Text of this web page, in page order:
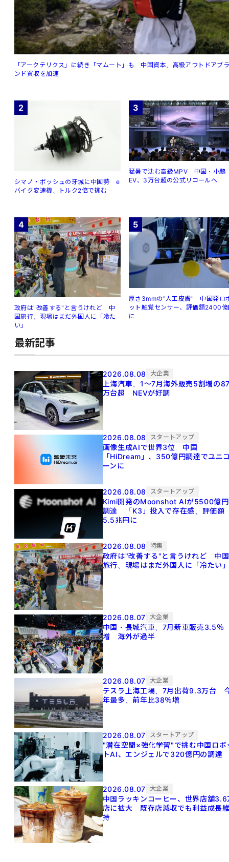
「アークテリクス」に続き「マムート」も 中国資本、高級アウトドアブ
ンド買収を加速
2
シマノ・ボッシュの牙城に中国勢 e
バイク変速機、トルク2倍で挑む
3
猛暑で沈む高級MPV 中国・小鵬
EV、3万台超の公式リコールへ
4
政府は"改善する"と言うけれど 中
国旅行、現場はまだ外国人に「冷た
い」
5
厚さ3mmの"人工皮膚" 中国発ロ
ット触覚センサー、評価額2400
に
最新記事
2026.08.08 大企業
上海汽車、1～7月海外販売5割増の
万台超 NEVが好調
2026.08.08 スタートアップ
画像生成AIで世界3位 中国
「HiDream」、350億円調達でユニ
ーンに
2026.08.08 スタートアップ
Kimi開発のMoonshot AIが5500億円
調達 「K3」投入で存在感、評価額
5.5兆円に
2026.08.08 特集
政府は"改善する"と言うけれど 中国
旅行、現場はまだ外国人に「冷たい
2026.08.07 大企業
中国・長城汽車、7月新車販売3.5％
増 海外が過半
2026.08.07 大企業
テスラ上海工場、7月出荷9.3万台
年最多、前年比38％増
2026.08.07 スタートアップ
"潜在空間×強化学習"で挑む中国ロボ
トAI、エンジェルで320億円の調達
2026.08.07 大企業
中国ラッキンコーヒー、世界店舗3.6
店に拡大 既存店減収でも利益成長
持